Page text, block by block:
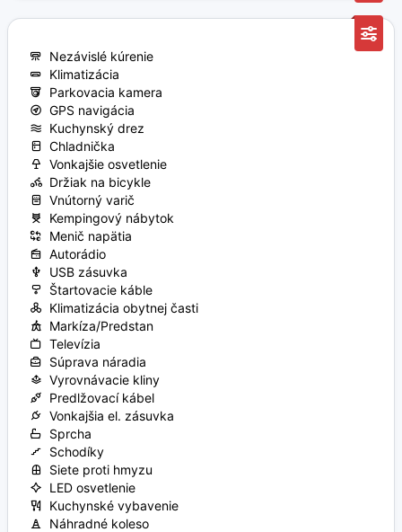
Nezávislé kúrenie
Klimatizácia
Parkovacia kamera
GPS navigácia
Kuchynský drez
Chladnička
Vonkajšie osvetlenie
Držiak na bicykle
Vnútorný varič
Kempingový nábytok
Menič napätia
Autorádio
USB zásuvka
Štartovacie káble
Klimatizácia obytnej časti
Markíza/Predstan
Televízia
Súprava náradia
Vyrovnávacie kliny
Predlžovací kábel
Vonkajšia el. zásuvka
Sprcha
Schodíky
Siete proti hmyzu
LED osvetlenie
Kuchynské vybavenie
Náhradné koleso